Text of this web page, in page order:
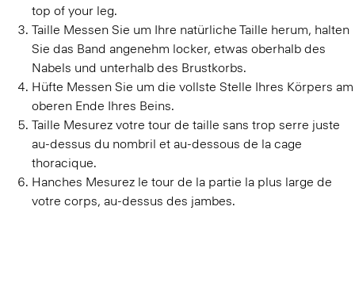
top of your leg.
Taille Messen Sie um Ihre natürliche Taille herum, halten
Sie das Band angenehm locker, etwas oberhalb des
Nabels und unterhalb des Brustkorbs.
Hüfte Messen Sie um die vollste Stelle Ihres Körpers am
oberen Ende Ihres Beins.
Taille Mesurez votre tour de taille sans trop serre juste
au-dessus du nombril et au-dessous de la cage
thoracique.
Hanches Mesurez le tour de la partie la plus large de
votre corps, au-dessus des jambes.